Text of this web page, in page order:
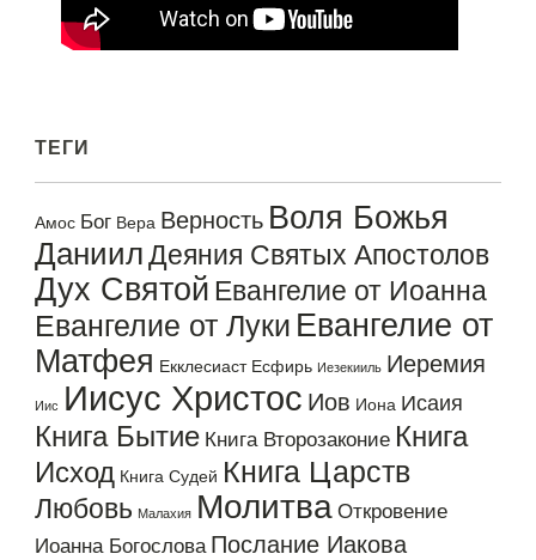
ТЕГИ
Амос Бог Вера Верность Воля Божья
ДаниилДеяния Святых Апостолов
Дух Святой Евангелие от Иоанна
Евангелие от Луки Евангелие от
Матфея Екклесиаст Есфирь Иезекииль Иеремия
Иис Иисус Христос Иов Иона Исаия
Книга Бытие Книга Второзаконие Книга
Исход Книга Судей Книга Царств
Любовь Малахия Молитва Откровение
Иоанна Богослова Послание Иакова